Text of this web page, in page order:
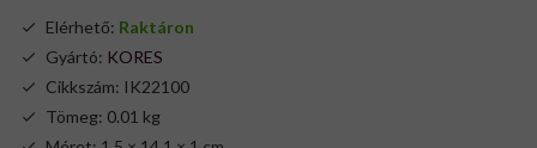
Elérhető: Raktáron
Gyártó: KORES
Cikkszám: IK22100
Tömeg: 0.01 kg